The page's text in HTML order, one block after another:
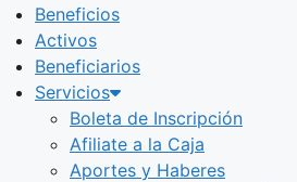
Beneficios
Activos
Beneficiarios
Servicios
Boleta de Inscripción
Afiliate a la Caja
Aportes y Haberes